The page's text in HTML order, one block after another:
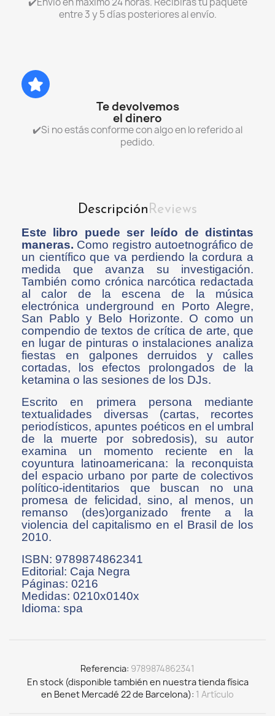
entre 3 y 5 días posteriores al envío.
Te devolvemos
el dinero
✔️Si no estás conforme con algo en lo referido al
pedido.
DescripciónReviews
Este libro puede ser leído de distintas
maneras. Como registro autoetnográfico de
un científico que va perdiendo la cordura a
medida que avanza su investigación.
También como crónica narcótica redactada
al calor de la escena de la música
electrónica underground en Porto Alegre,
San Pablo y Belo Horizonte. O como un
compendio de textos de crítica de arte, que
en lugar de pinturas o instalaciones analiza
fiestas en galpones derruidos y calles
cortadas, los efectos prolongados de la
ketamina o las sesiones de los DJs.
Escrito en primera persona mediante
textualidades diversas (cartas, recortes
periodísticos, apuntes poéticos en el umbral
de la muerte por sobredosis), su autor
examina un momento reciente en la
coyuntura latinoamericana: la reconquista
del espacio urbano por parte de colectivos
político-identitarios que buscan no una
promesa de felicidad, sino, al menos, un
remanso (des)organizado frente a la
violencia del capitalismo en el Brasil de los
2010.
ISBN: 9789874862341
Editorial: Caja Negra
Páginas: 0216
Medidas: 0210x0140x
Idioma: spa
Referencia 9789874862341
En stock (disponible también en nuestra tienda física
en Benet Mercadé 22 de Barcelona) 1 Artículo